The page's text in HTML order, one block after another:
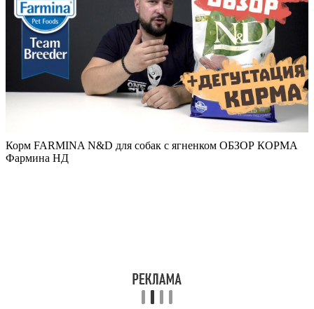
Корм FARMINA N&D для собак с ягненком ОБЗОР КОРМА
Фармина НД